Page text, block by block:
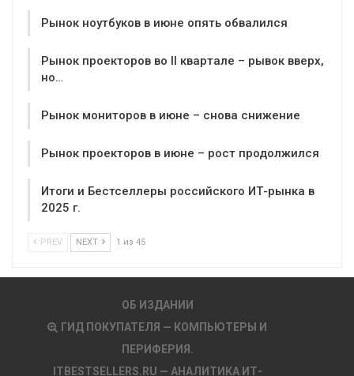
Рынок ноутбуков в июне опять обвалился
Рынок проекторов во II квартале – рывок вверх,
но…
Рынок мониторов в июне – снова снижение
Рынок проекторов в июне – рост продолжился
Итоги и Бестселлеры российского ИТ-рынка в
2025 г.
PREV NEXT 1 из 45
ОБ ИЗДАНИИ
ГИД ПОКУПАТЕЛЯ — КОМПЬЮТЕРЫ И
ПЕРИФЕРИЯ.
ITBESTSELLERS.RU — АНАЛИТИКА ИТ-